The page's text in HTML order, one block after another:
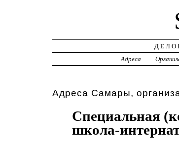
Адреса
Адреса Самары,
Специальная
школа-